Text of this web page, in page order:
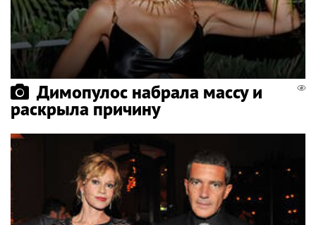
Димопулос набрала массу и
раскрыла причину